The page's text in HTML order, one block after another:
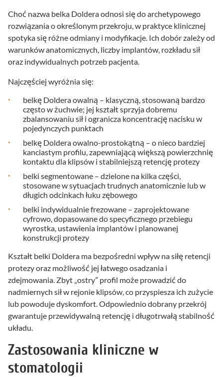
Choć nazwa belka Doldera odnosi się do archetypowego
rozwiązania o określonym przekroju, w praktyce klinicznej
spotyka się różne odmiany i modyfikacje. Ich dobór zależy od
warunków anatomicznych, liczby implantów, rozkładu sił
oraz indywidualnych potrzeb pacjenta.
Najczęściej wyróżnia się:
belkę Doldera owalną – klasyczną, stosowaną bardzo
często w żuchwie; jej kształt sprzyja dobremu
zbalansowaniu sił i ogranicza koncentrację nacisku w
pojedynczych punktach
belkę Doldera owalno-prostokątną – o nieco bardziej
kanciastym profilu, zapewniającą większą powierzchnię
kontaktu dla klipsów i stabilniejszą retencję protezy
belki segmentowane – dzielone na kilka części,
stosowane w sytuacjach trudnych anatomicznie lub w
długich odcinkach łuku zębowego
belki indywidualnie frezowane – zaprojektowane
cyfrowo, dopasowane do specyficznego przebiegu
wyrostka, ustawienia implantów i planowanej
konstrukcji protezy
Kształt belki Doldera ma bezpośredni wpływ na siłę retencji
protezy oraz możliwość jej łatwego osadzania i
zdejmowania. Zbyt „ostry” profil może prowadzić do
nadmiernych sił w rejonie klipsów, co przyspiesza ich zużycie
lub powoduje dyskomfort. Odpowiednio dobrany przekrój
gwarantuje przewidywalną retencję i długotrwałą stabilność
układu.
Zastosowania kliniczne w
stomatologii